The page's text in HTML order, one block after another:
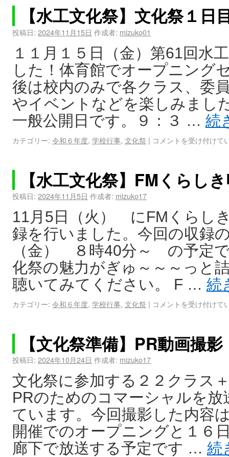
【水工文化祭】文化祭１日
投稿日: 2024年11月15日 作成者: mizuko01
１１月１５日（金）第61回水
した！体育館でオープニング
後は校内のみで各クラス、委
やイベントなどを楽しみまし
一般公開日です。９：３ … 続
カテゴリー: 令和６年度, 学校行事, 文化祭 | コメントを受け付けて
【水工文化祭】FMくらし
投稿日: 2024年11月5日 作成者: mizuko17
11月5日（火） にFMくらし
録を行いました。今回の収録
（金） ８時40分～ の予定
化祭の魅力がぎゅ～～～っと
聴いてみてください。 F … 続
カテゴリー: 令和６年度, 学校行事, 文化祭 | コメントを受け付けて
【文化祭準備】PR動画撮
投稿日: 2024年10月24日 作成者: mizuko17
文化祭に参加する２２クラス
PRのためのコマーシャルを放
ています。今回撮影した内容
開催でのオープニングと１６
廊下で放送する予定です … 続